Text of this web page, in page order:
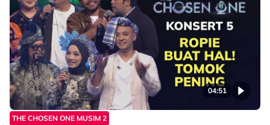
04:51
THE CHOSEN ONE MUSIM 2